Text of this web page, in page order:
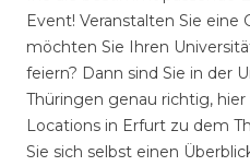
Event! Veranstalten Sie eine
möchten Sie Ihren
feiern? Dann sind Sie in der
Thüringen genau richtig,
Locations in Erfurt zu dem
Sie sich selbst einen